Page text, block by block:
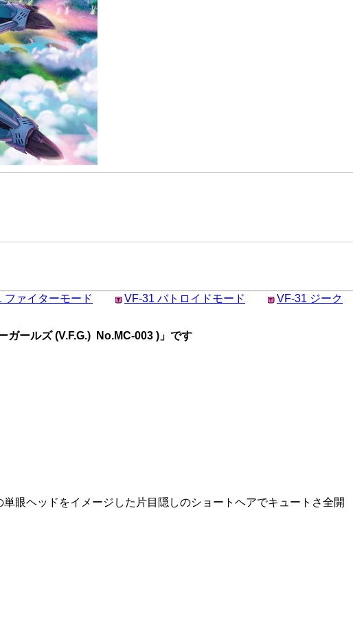
ファイターモード VF-31 バトロイドモード
VF-31 ジーク
ガールズ (V.F.G.) No.MC-003 )」です
眼ヘッドをイメージした片目隠しのショートヘアでキュートさ全開